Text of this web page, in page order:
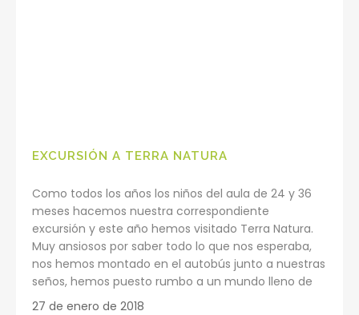
EXCURSIÓN A TERRA NATURA
Como todos los años los niños del aula de 24 y 36
meses hacemos nuestra correspondiente
excursión y este año hemos visitado Terra Natura.
Muy ansiosos por saber todo lo que nos esperaba,
nos hemos montado en el autobús junto a nuestras
seños, hemos puesto rumbo a un mundo lleno de
27 de enero de 2018